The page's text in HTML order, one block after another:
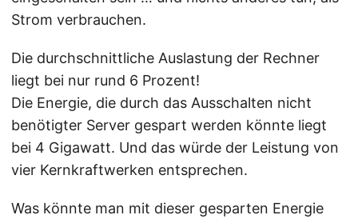
Strom verbrauchen.
Die durchschnittliche Auslastung der Rechner
liegt bei nur rund 6 Prozent!
Die Energie, die durch das Ausschalten nicht
benötigter Server gespart werden könnte liegt
bei 4 Gigawatt. Und das würde der Leistung von
vier Kernkraftwerken entsprechen.
Was könnte man mit dieser gesparten Energie